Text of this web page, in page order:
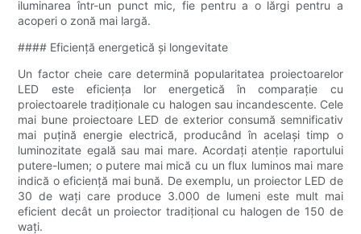
iluminarea într-un punct mic, fie pentru a o lărgi pentru a
acoperi o zonă mai largă.
#### Eficiență energetică și longevitate
Un factor cheie care determină popularitatea proiectoarelor
LED este eficiența lor energetică în comparație cu
proiectoarele tradiționale cu halogen sau incandescente. Cele
mai bune proiectoare LED de exterior consumă semnificativ
mai puțină energie electrică, producând în același timp o
luminozitate egală sau mai mare. Acordați atenție raportului
putere-lumen; o putere mai mică cu un flux luminos mai mare
indică o eficiență mai bună. De exemplu, un proiector LED de
30 de wați care produce 3.000 de lumeni este mult mai
eficient decât un proiector tradițional cu halogen de 150 de
wați.